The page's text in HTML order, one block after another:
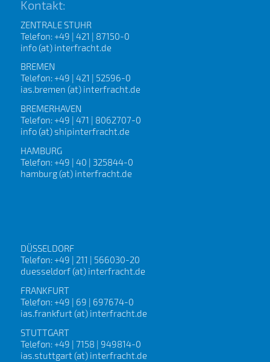
Kontakt:
ZENTRALE STUHR
Telefon: +49 | 421 | 87150-0
info (at) interfracht.de
BREMEN
Telefon: +49 | 421 | 52596-0
ias.bremen (at) interfracht.de
BREMERHAVEN
Telefon: +49 | 471 | 8062707-0
info (at) shipinterfracht.de
HAMBURG
Telefon: +49 | 40 | 325844-0
hamburg (at) interfracht.de
DÜSSELDORF
Telefon: +49 | 211 | 566030-20
duesseldorf (at) interfracht.de
FRANKFURT
Telefon: +49 | 69 | 697674-0
ias.frankfurt (at) interfracht.de
STUTTGART
Telefon: +49 | 7158 | 949814-0
ias.stuttgart (at) interfracht.de